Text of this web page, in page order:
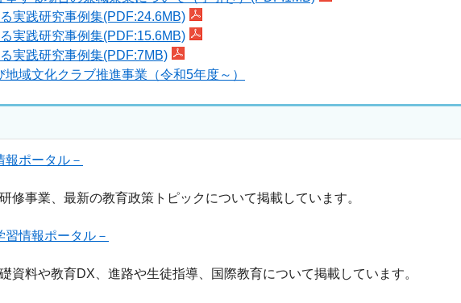
実践研究事例集(PDF:24.6MB)
実践研究事例集(PDF:15.6MB)
実践研究事例集(PDF:7MB)
域文化クラブ推進事業（令和5年度～）
ポータル－
事業、最新の教育政策トピックについて掲載しています。
情報ポータル－
料や教育DX、進路や生徒指導、国際教育について掲載しています。